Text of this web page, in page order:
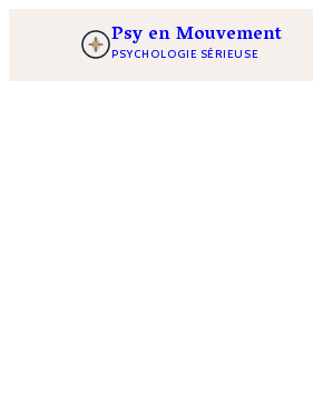
Psy en Mouvement
PSYCHOLOGIE SÉRIEUSE